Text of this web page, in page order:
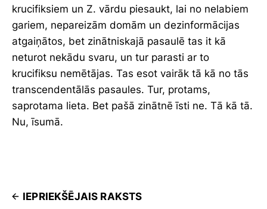
krucifiksiem un Z. vārdu piesaukt, lai no nelabiem
gariem, nepareizām domām un dezinformācijas
atgaiņātos, bet zinātniskajā pasaulē tas it kā
neturot nekādu svaru, un tur parasti ar to
krucifiksu nemētājas. Tas esot vairāk tā kā no tās
transcendentālās pasaules. Tur, protams,
saprotama lieta. Bet pašā zinātnē īsti ne. Tā kā tā.
Nu, īsumā.
IEPRIEKŠĒJAIS RAKSTS